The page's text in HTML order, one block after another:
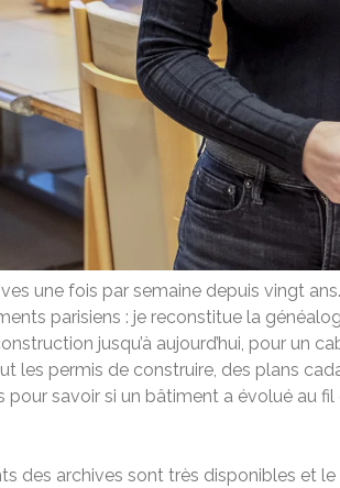
une fois par semaine depuis vingt
parisiens : je reconstitue la
jusqu’à aujourd’hui, pour un
les permis de construire, des plans
pour savoir si un bâtiment a évolué au fil
des archives sont très disponibles et